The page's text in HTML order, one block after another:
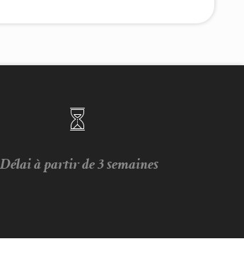
Délai à partir de 3 semaines